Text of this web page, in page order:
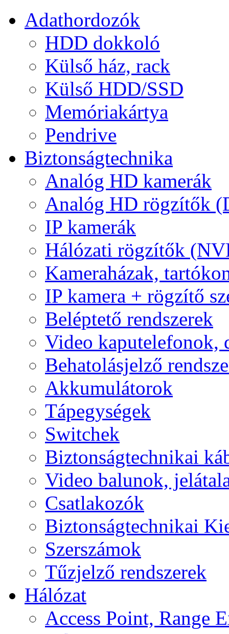
Adathordozók
HDD dokkoló
Külső ház, rack
Külső HDD/SSD
Memóriakártya
Pendrive
Biztonságtechnika
Analóg HD kamerák
Analóg HD rögzítők
IP kamerák
Hálózati rögzítők
Kameraházak,
IP kamera + rögzítő
Beléptető rendszerek
Video kaputelefonok,
Behatolásjelző
Akkumulátorok
Tápegységek
Switchek
Biztonságtechnikai
Video balunok,
Csatlakozók
Biztonságtechnikai
Szerszámok
Tűzjelző rendszerek
Hálózat
Access Point, Range